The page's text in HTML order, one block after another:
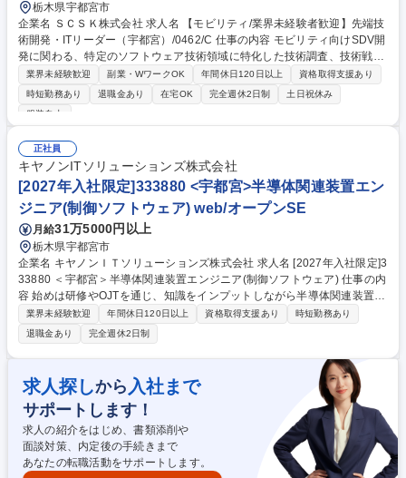
栃木県宇都宮市
企業名 ＳＣＳＫ株式会社 求人名 【モビリティ/業界未経験者歓迎】先端技
術開発・ITリーダー（宇都宮）/0462/C 仕事の内容 モビリティ向けSDV開
発に関わる、特定のソフトウェア技術領域に特化した技術調査、技術戦略
立案、研究開発、開発支援業務。以下の各領域におけるリーダーを募集し
ます。 【AIエンジニア】 データ分析、画像解析、AIモデル構築 【サイバ
ーセキュリティエンジニア】 モビリティ及び関連するシステムにおけるセ
Dエンジニア】 コア技術・新技術の先行調査、適用検討 募集職種 【モビ
リティ/業界未経験者歓迎】先端技術開発・ITリーダー（宇都宮）/0462/C
業界未経験歓迎 副業・WワークOK 年間休日120日以上
資格取得支援あり
時短勤務あり
退職金あり 在宅OK 完全週休2日制
土日祝休み
服装自由
正社員
キヤノンITソリューションズ株式会社
[2027年入社限定]333880 <宇都宮>半導体関連装置エン
ジニア(制御ソフトウェア) web/オープンSE
月給31万5000円以上
栃木県宇都宮市
企業名 キヤノンＩＴソリューションズ株式会社 求人名 [2027年入社限定]3
33880 ＜宇都宮＞半導体関連装置エンジニア(制御ソフトウェア) 仕事の内
容 始めは研修やOJTを通じ、知識をインプットしながら半導体関連装置
（露光装置や計測装置）の操作アプリケーションや装置管理システムソフ
トウェアの実装を主にご担当いただきます。ゆくゆくは要件定義から 基本
設計/詳細設計/実装/（単体/結合/システム）テストまで（ソフトウェア開発
のV字モデルの要求分析/受入テスト除く全工程）をご担当いただきます。
【魅力】DX、IoTなどこれからの社会変革に向けて欠かせない半導体を支
えるのが半導体製造装置です。半導体製造の「要」ともいえる「半導体露
光装置」を展開するのは世界で3社。そのうちの1社であるキヤノン社と3
0年以上取引があります。活況の市場で一緒に活躍してみませんか。 募集
職種 [2027年入社限定]333880 ＜宇都宮＞半導体関連装置エンジニア(制御
ソフトウェア)
業界未経験歓迎 年間休日120日以上 資格取得支援あり
時短勤務あり
退職金あり
完全週休2日制
求人探しから 入社まで
サポートします！
求人の紹介をはじめ、書類添削や
面談対策、内定後の手続きまで
あなたの転職活動をサポートします。